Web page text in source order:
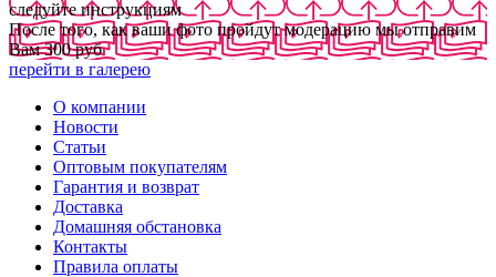
следуйте инструкциям
После того, как ваши фото пройдут модерацию мы отправим
Вам 300 руб
перейти в галерею
О компании
Новости
Статьи
Оптовым покупателям
Гарантия и возврат
Доставка
Домашняя обстановка
Контакты
Правила оплаты